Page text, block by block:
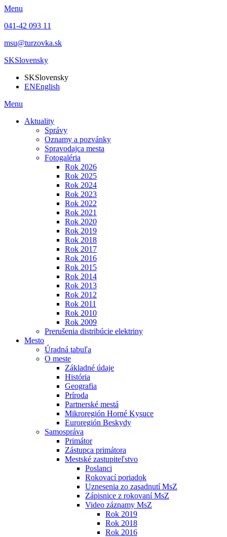
Menu
041-42 093 11
msu@turzovka.sk
SKSlovensky
SKSlovensky
ENEnglish
Menu
Aktuality
Správy
Oznamy a pozvánky
Spravodajca mesta
Fotogaléria
Rok 2026
Rok 2025
Rok 2024
Rok 2023
Rok 2022
Rok 2021
Rok 2020
Rok 2019
Rok 2018
Rok 2017
Rok 2016
Rok 2015
Rok 2014
Rok 2013
Rok 2012
Rok 2011
Rok 2010
Rok 2009
Prerušenia distribúcie elektriny
Mesto
Úradná tabuľa
O meste
Základné údaje
História
Geografia
Príroda
Partnerské mestá
Mikroregión Horné Kysuce
Euroregión Beskydy
Samospráva
Primátor
Zástupca primátora
Mestské zastupiteľstvo
Poslanci
Rokovací poriadok
Uznesenia zo zasadnutí MsZ
Zápisnice z rokovaní MsZ
Video záznamy MsZ
Rok 2019
Rok 2018
Rok 2016